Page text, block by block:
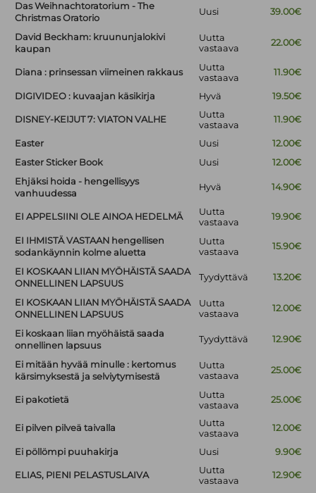
Das Weihnachtoratorium - The
Christmas Oratorio
Uusi 39.00€
David Beckham: kruununjalokivi
kaupan
Uutta
vastaava
22.00€
Diana : prinsessan viimeinen rakkaus
Uutta
vastaava
11.90€
DIGIVIDEO : kuvaajan käsikirja Hyvä 19.50€
DISNEY-KEIJUT 7: VIATON VALHE
Uutta
vastaava
11.90€
Easter Uusi
12.00€
Easter Sticker Book
Uusi
12.00€
Ehjäksi hoida - hengellisyys
vanhuudessa
Hyvä 14.90€
EI APPELSIINI OLE AINOA HEDELMÄ
Uutta
vastaava
19.90€
EI IHMISTÄ VASTAAN hengellisen
sodankäynnin kolme aluetta
Uutta
vastaava
15.90€
EI KOSKAAN LIIAN MYÖHÄISTÄ SAADA
ONNELLINEN LAPSUUS
Tyydyttävä 13.20€
EI KOSKAAN LIIAN MYÖHÄISTÄ SAADA
ONNELLINEN LAPSUUS
Uutta
vastaava
12.00€
Ei koskaan liian myöhäistä saada
onnellinen lapsuus
Tyydyttävä 12.90€
Ei mitään hyvää minulle : kertomus
kärsimyksestä ja selviytymisestä
Uutta
vastaava
25.00€
Ei pakotietä
Uutta
vastaava
25.00€
Ei pilven pilveä taivalla
Uutta
vastaava
12.00€
Ei pöllömpi puuhakirja Uusi 9.90€
ELIAS, PIENI PELASTUSLAIVA
Uutta
vastaava
12.90€